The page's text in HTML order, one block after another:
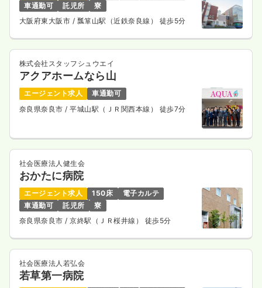
給与 時給1,400〜1,700
時間 8:30～17:15
日祝休み
ブランク可 第二新卒可 時給1,700円以上可
気になる
一般＋療養
日勤のみ（常勤） 一時募集休止
給与 23.0万円〜/月
※一例
時間 8:30～17:15
4週8休以上
ブランク可 月給23万円以上可
日勤のみ（パート）
車通勤可
託児所
寮
大阪府東大阪市 / 瓢箪山駅（近鉄奈良線） 徒歩5分
株式会社スタッフシュウエイ
アクアホームなら山
エージェント求人
車通勤可
奈良県奈良市 / 平城山駅（ＪＲ関西本線） 徒歩7分
社会医療法人健生会
おかたに病院
エージェント求人 150床
電子カルテ
車通勤可
託児所
寮
奈良県奈良市/ 京終駅（ＪＲ桜井線） 徒歩5分
社会医療法人若弘会
若草第一病院